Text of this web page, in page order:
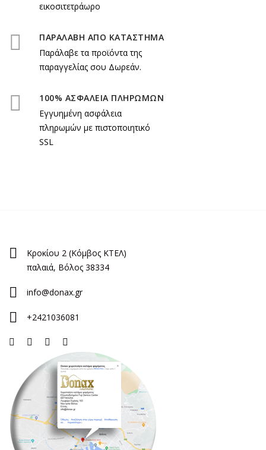
εικοσιτετράωρο
ΠΑΡΑΛΑΒΗ ΑΠΟ ΚΑΤΑΣΤΗΜΑ
Παράλαβε τα προϊόντα της
παραγγελίας σου Δωρεάν.
100% ΑΣΦΑΛΕΙΑ ΠΛΗΡΩΜΩΝ
Εγγυημένη ασφάλεια
πληρωμών με πιστοποιητικό
SSL
Κροκίου 2 (Κόμβος ΚΤΕΛ)
παλαιά, Βόλος 38334
info@donax.gr
+2421036081